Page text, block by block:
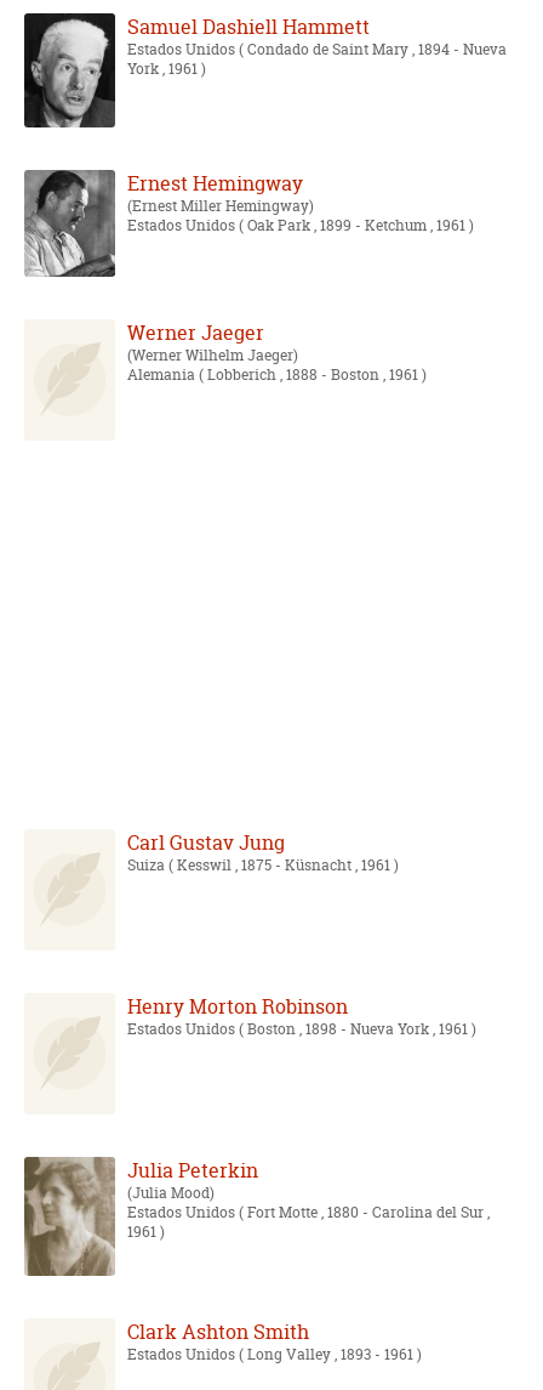
Samuel Dashiell Hammett
Estados Unidos( Condado de Saint Mary , 1894 - Nueva
York , 1961 )
Ernest Hemingway
Ernest Miller Hemingway
Estados Unidos( Oak Park , 1899 - Ketchum , 1961 )
Werner Jaeger
Werner Wilhelm Jaeger
Alemania( Lobberich , 1888 - Boston , 1961 )
Carl Gustav Jung
Suiza( Kesswil , 1875 - Küsnacht , 1961 )
Henry Morton Robinson
Estados Unidos( Boston , 1898 - Nueva York , 1961 )
Julia Peterkin
Julia Mood
Estados Unidos( Fort Motte , 1880 - Carolina del Sur ,
1961 )
Clark Ashton Smith
Estados Unidos( Long Valley , 1893 - 1961 )